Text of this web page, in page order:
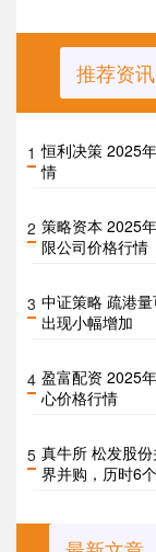
推荐资讯
1 恒利决策 2025
情
2 策略资本 2025
限公司价格行情
3 中证策略 疏港
出现小幅增加
4 盈富配资 2025
心价格行情
5 真牛所 松发股
界并购，历时6